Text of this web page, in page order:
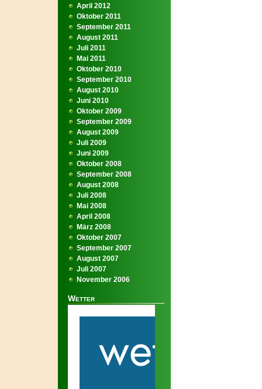
April 2012
Oktober 2011
September 2011
August 2011
Juli 2011
Mai 2011
Oktober 2010
September 2010
August 2010
Juni 2010
Oktober 2009
September 2009
August 2009
Juli 2009
Juni 2009
Oktober 2008
September 2008
August 2008
Juli 2008
Mai 2008
April 2008
März 2008
Oktober 2007
September 2007
August 2007
Juli 2007
November 2006
Wetter